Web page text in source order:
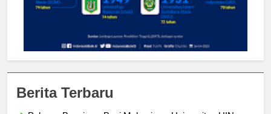
Berita Terbaru